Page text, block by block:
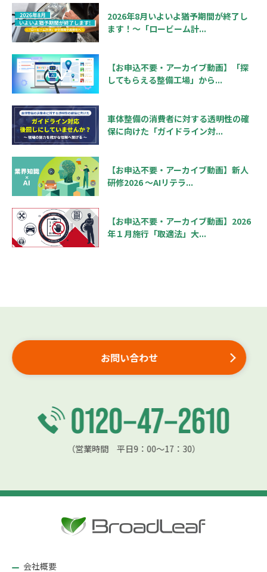
2026年8月いよいよ猶予期間が終了し
ます！～「ロービーム計...
【お申込不要・アーカイブ動画】「探
してもらえる整備工場」から...
車体整備の消費者に対する透明性の確
保に向けた「ガイドライン対...
【お申込不要・アーカイブ動画】新人
研修2026 ～AIリテラ...
【お申込不要・アーカイブ動画】2026
年１月施行「取適法」大...
お問い合わせ
（営業時間 平日9：00〜17：30）
会社概要